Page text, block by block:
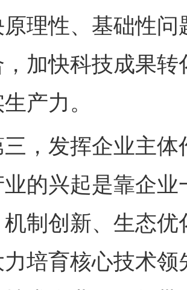
原理性、基础性
，加快科技成果
产力。
发挥企业主体
的兴起是靠企
机制创新、生态
培育核心技术